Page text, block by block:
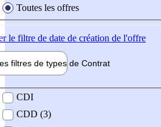
Toutes les offres
le filtre de date de création de l'offre
filtres de types de Contrat
contrat
CDI
CDD (3)